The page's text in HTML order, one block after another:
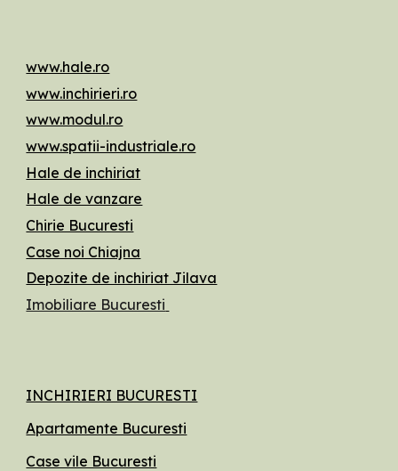
www.hale.ro
www.inchirieri.ro
www.modul.ro
www.spatii-industriale.ro
Hale de inchiriat
Hale de vanzare
Chirie Bucuresti
Case noi Chiajna
Depozite de inchiriat Jilava
Imobiliare Bucuresti
INCHIRIERI BUCURESTI
Apartamente Bucuresti
Case vile Bucuresti